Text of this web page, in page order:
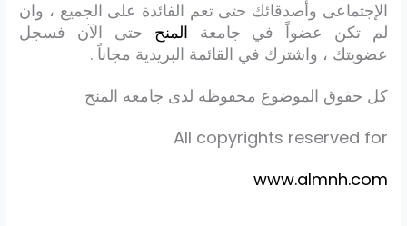
الإجتماعى وأصدقائك حتى تعم الفائدة على الجميع ، وان
لم تكن عضواً في جامعة المنح حتى الآن فسجل
عضويتك ، واشترك في القائمة البريدية مجاناً .
كل حقوق الموضوع محفوظه لدى جامعه المنح
All copyrights reserved for
www.almnh.com